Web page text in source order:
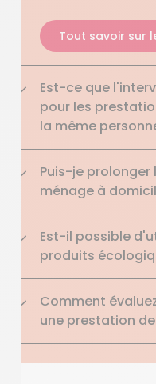
Tout savoir sur
Est-ce que
pour les
la même
Puis-je
ménage à
Est-il possible
produits
Comment
une prestation